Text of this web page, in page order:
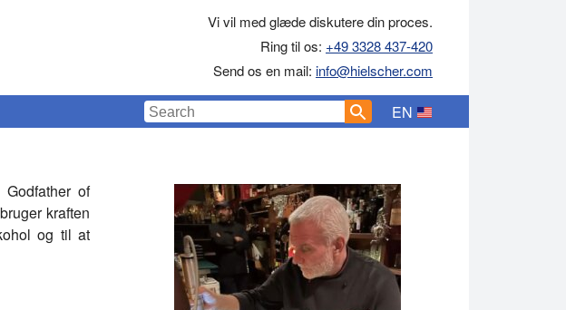
Vi vil med glæde diskutere din proces.
Ring til os: +49 3328 437-420
Send os en mail: info@hielscher.com
EN
of
kraften
og til at